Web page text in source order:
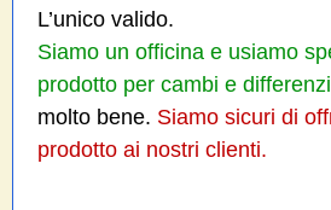
L’unico valido.
Siamo un officina e usiamo
prodotto per cambi e
molto bene. Siamo sicuri di
prodotto ai nostri clienti.